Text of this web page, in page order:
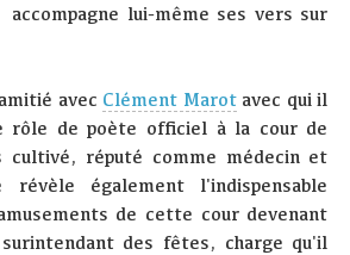
lui-même ses vers sur
avec Clément Marotavec qui il
rôle de poète officiel à la cour de
cultivé, réputé comme médecin et
également l'indispensable
de cette cour devenant
des fêtes, charge qu'il